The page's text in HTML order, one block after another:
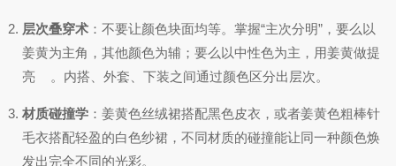
层次叠穿术 ：不要让颜色块面均等。掌握“主次分明”，要么以
姜黄为主角，其他颜色为辅；要么以中性色为主，用姜黄做提
亮
。内搭、外套、下装之间通过颜色区分出层次。
材质碰撞学 ：姜黄色丝绒裙搭配黑色皮衣，或者姜黄色粗棒针
毛衣搭配轻盈的白色纱裙，不同材质的碰撞能让同一种颜色焕
发出完全不同的光彩。